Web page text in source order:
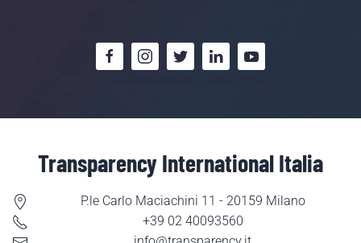
Transparency International Italia
P.le Carlo Maciachini 11 - 20159 Milano
+39 02 40093560